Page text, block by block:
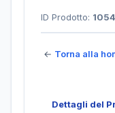
ID Prodotto:
← Torna alla
Dettagli del